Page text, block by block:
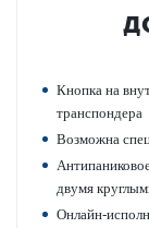
Кнопка на
транспондера
Возможна
двумя
Онлайн-